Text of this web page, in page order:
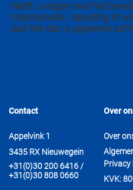
Heeft u vragen over het
impersonatie / spoofing of
laat hier dan u gegevens
Contact Over
Appelvink 1
Over
3435 RX Nieuwegein
+31(0)30 200 6416 /
+31(0)30 808 0660
Privacy
KVK: